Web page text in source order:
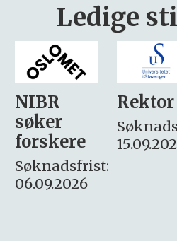
Ledige
Rektor
Søknadsfrist:
15.09.2026
innen